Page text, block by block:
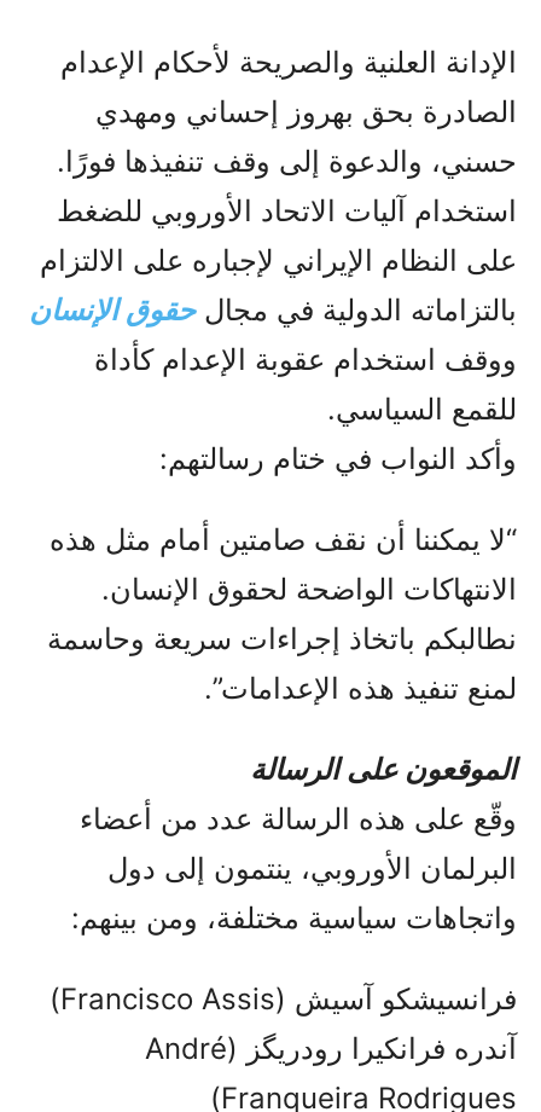
الإدانة العلنية والصريحة لأحكام الإعدام
الصادرة بحق بهروز إحساني ومهدي
حسني، والدعوة إلى وقف تنفيذها فورًا.
استخدام آليات الاتحاد الأوروبي للضغط
على النظام الإيراني لإجباره على الالتزام
بالتزاماته الدولية في مجالحقوق الإنسان
ووقف استخدام عقوبة الإعدام كأداة
للقمع السياسي.
وأكد النواب في ختام رسالتهم:
“لا يمكننا أن نقف صامتين أمام مثل هذه
الانتهاكات الواضحة لحقوق الإنسان.
نطالبكم باتخاذ إجراءات سريعة وحاسمة
لمنع تنفيذ هذه الإعدامات”.
الموقعون على الرسالة
وقّع على هذه الرسالة عدد من أعضاء
البرلمان الأوروبي، ينتمون إلى دول
واتجاهات سياسية مختلفة، ومن بينهم:
فرانسیشکو آسیش (Francisco Assis)
آندره فرانکیرا رودریگز (André
Franqueira Rodrigues)